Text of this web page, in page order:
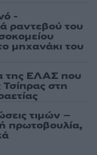
-
ραντεβού του
μηχανάκι του
της ΕΛΑΣ που
στη
τιμών –
πρωτοβουλία,